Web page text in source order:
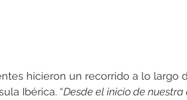
hicieron un recorrido a lo largo
Ibérica. “Desde el inicio de